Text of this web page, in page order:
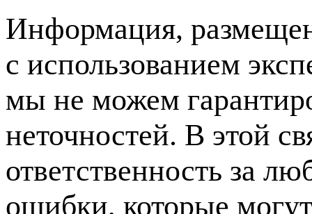
Информация,
с использованием
мы не можем
неточностей. В этой
ответственность за
ошибки, которые